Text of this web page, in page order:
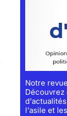
Notre
Découvrez
l'asile et